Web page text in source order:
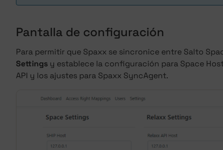
Pantalla de configuración
Para permitir que Spaxx se sincronice entre Salto
Settings y establece la configuración para Space
API y los ajustes para Spaxx SyncAgent.